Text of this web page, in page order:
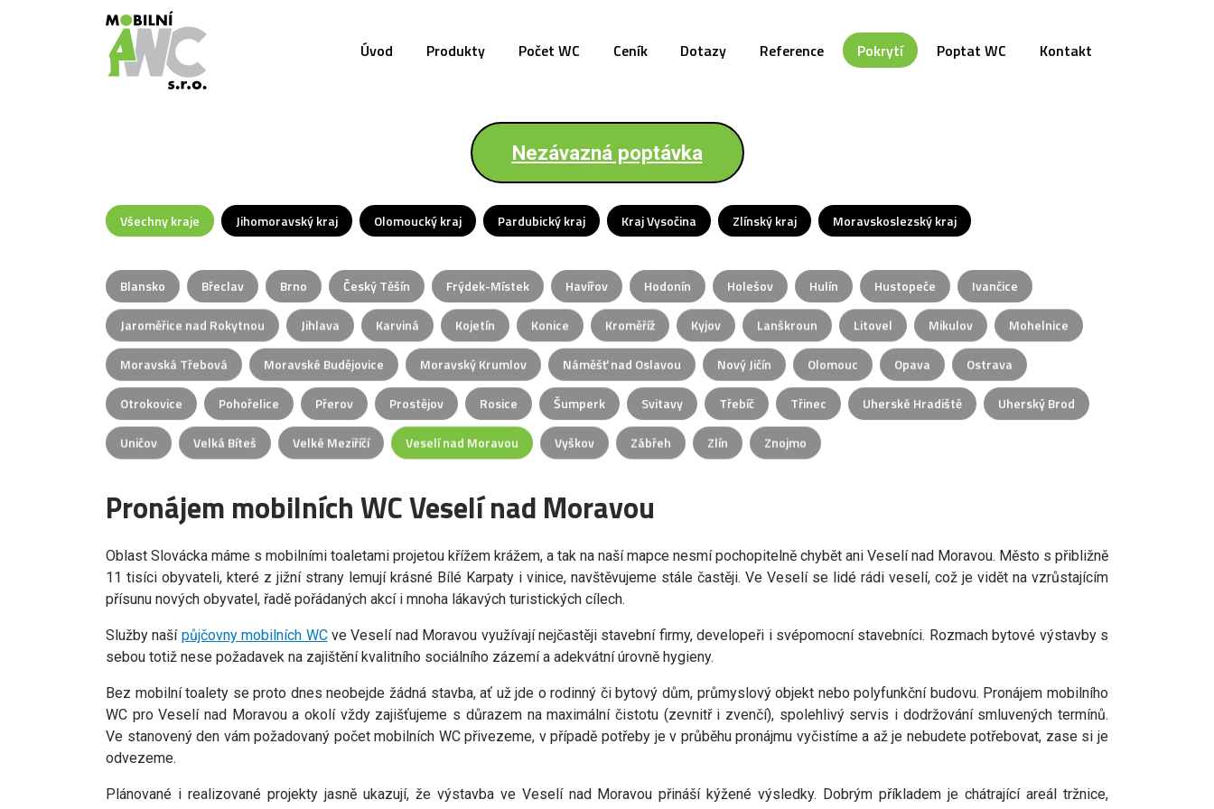
Úvod Produkty Počet WC Ceník Dotazy Reference Pokrytí Poptat WC Kontakt
Nezávazná poptávka
Všechny kraje Jihomoravský kraj Olomoucký kraj Pardubický kraj Kraj Vysočina Zlínský kraj Moravskoslezský kraj
Blansko Břeclav Brno Český Těšín Frýdek-Místek Havířov Hodonín Holešov Hulín Hustopeče Ivančice
Jaroměřice nad Rokytnou Jihlava Karviná Kojetín Konice Kroměříž Kyjov Lanškroun Litovel Mikulov Mohelnice
Moravská Třebová Moravské Budějovice Moravský Krumlov Náměšť nad Oslavou Nový Jičín Olomouc Opava Ostrava
Otrokovice Pohořelice Přerov Prostějov Rosice Šumperk Svitavy Třebíč Třinec Uherské Hradiště Uherský Brod
Uničov Velká Bíteš Velké Meziříčí Veselí nad Moravou Vyškov Zábřeh Zlín Znojmo
Pronájem mobilních WC Veselí nad Moravou
Oblast Slovácka máme s mobilními toaletami projetou křížem krážem, a tak na naší mapce nesmí pochopitelně chybět ani Veselí nad Moravou. Město s přibližně
11 tisíci obyvateli, které z jižní strany lemují krásné Bílé Karpaty i vinice, navštěvujeme stále častěji. Ve Veselí se lidé rádi veselí, což je vidět na vzrůstajícím
přísunu nových obyvatel, řadě pořádaných akcí i mnoha lákavých turistických cílech.
Služby naší půjčovny mobilních WCve Veselí nad Moravou využívají nejčastěji stavební firmy, developeři i svépomocní stavebníci. Rozmach bytové výstavby s
sebou totiž nese požadavek na zajištění kvalitního sociálního zázemí a adekvátní úrovně hygieny.
Bez mobilní toalety se proto dnes neobejde žádná stavba, ať už jde o rodinný či bytový dům, průmyslový objekt nebo polyfunkční budovu. Pronájem mobilního
WC pro Veselí nad Moravou a okolí vždy zajišťujeme s důrazem na maximální čistotu (zevnitř i zvenčí), spolehlivý servis i dodržování smluvených termínů.
Ve stanovený den vám požadovaný počet mobilních WC přivezeme, v případě potřeby je v průběhu pronájmu vyčistíme a až je nebudete potřebovat, zase si je
odvezeme.
Plánované i realizované projekty jasně ukazují, že výstavba ve Veselí nad Moravou přináší kýžené výsledky. Dobrým příkladem je chátrající areál tržnice,